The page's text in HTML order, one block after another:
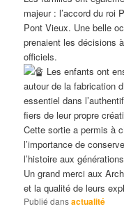
majeur : l’accord du roi
Pont Vieux. Une belle
prenaient les décisions
officiels.
Les enfants ont
autour de la fabrication
essentiel dans
fiers de leur propre
Cette sortie a permis à
l’importance de
l’histoire aux
Un grand merci aux
et la qualité de leurs
Publié dansactualité